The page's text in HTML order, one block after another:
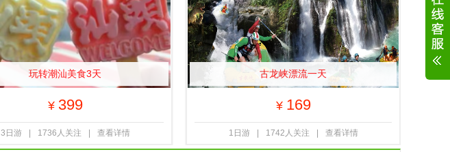
玩转潮汕美食3天
¥ 399
3日游 1736人关注 查看详情
古龙峡漂流一天
¥ 169
1日游 1742人关注 查看详情